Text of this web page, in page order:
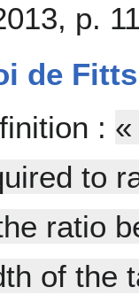
p.
de Fitts
:
to
ratio
of the